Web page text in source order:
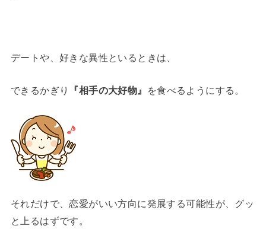
デートや、好きな異性といるときは、
できるかぎり 『相手の大好物』 を食べるようにする。
それだけで、恋愛がいい方向に発展する可能性が、グッ
と上るはずです。